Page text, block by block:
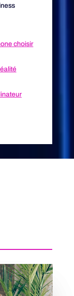
choisir